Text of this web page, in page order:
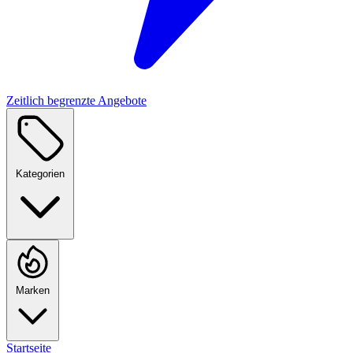
Zeitlich begrenzte Angebote
Kategorien
Marken
Startseite